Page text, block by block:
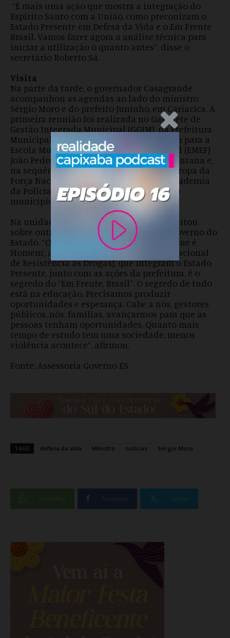
.Anúncio
“É mais uma ação que mostra a integração do
Espírito Santo com a União, como preconizam o
Estado Presente em Defesa da Vida e o Em Frente
Brasil. Vamos fazer agora a análise técnica para
iniciar a utilização o quanto antes”, disse o
secretário Roberto Sá.
Visita
Na parte da tarde, o governador Casagrande
acompanhou as agendas ao lado do ministro
Sérgio Moro e do prefeito Juninho, em Cariacica. A
primeira reunião foi realizada no Gabinete de
Gestão Integrada Municipal (GGIM), na Prefeitura
Municipal. Em seguida, a comitiva seguiu para a
Escola Municipal de Ensino Fundamental (EMEF)
João Pedro da Silva, no bairro Porto de Santana e,
na sequência, as autoridades visitam a tropa da
Força Nacional, que está instalada na Academia
da Polícia Militar, em Santana no mesmo
município.
Na unidade de ensino, Casagrande comentou
sobre outras ações desenvolvidas pelo Governo do
Estado. “O ‘Papo de Responsa’ e ‘Homem que é
Homem’, além do Proerd [Programa Educacional
de Resistência às Drogas], que integram o Estado
Presente, junto com as ações da prefeitura, é o
segredo do “Em Frente, Brasil”. O segredo de tudo
está na educação. Precisamos produzir
oportunidades e esperança. Cabe a nós, gestores
públicos, nós, famílias, avançarmos para que as
pessoas tenham oportunidades. Quanto mais
tempo de estudo tem uma sociedade, menos
violência acontece”, afirmou.
Fonte: Assessoria Governo ES
TAGS defesa da vida Ministro noticias Sérgio Moro
Facebook Twitter